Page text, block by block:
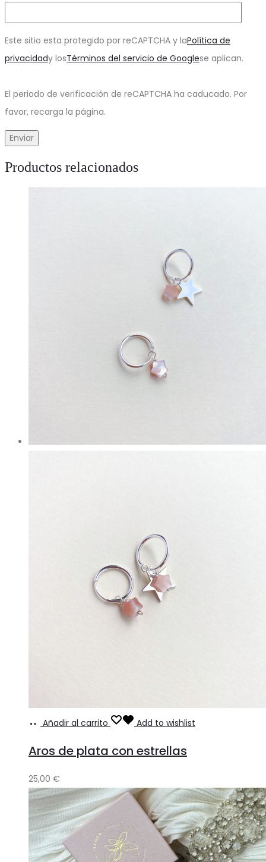
Este sitio esta protegido por reCAPTCHA y laPolítica de
privacidady losTérminos del servicio de Googlese aplican.
El periodo de verificación de reCAPTCHA ha caducado. Por
favor, recarga la página.
Productos relacionados
Añadir al carrito Add to wishlist
Aros de plata con estrellas
25,00 €